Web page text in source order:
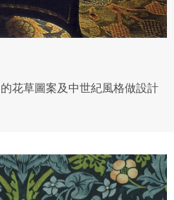
花草圖案及中世紀風格做設計